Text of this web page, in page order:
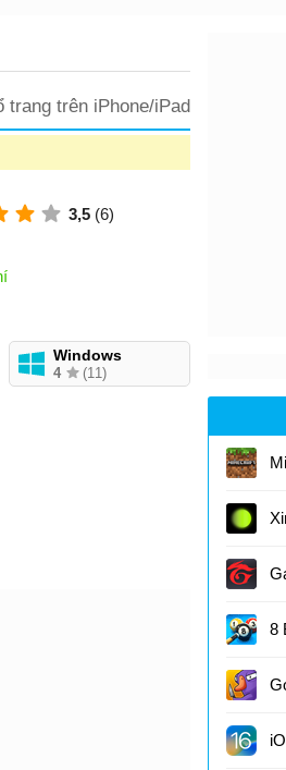
trang trên iPhone/iPad
3,5 (6)
Windows
4 (11)
8